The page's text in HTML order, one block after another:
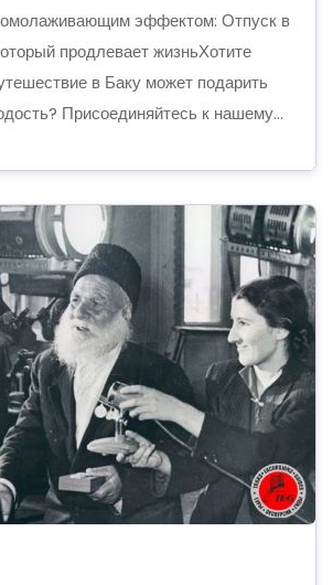
омолаживающим эффектом: Отпуск в
продлевает жизньХотите
в Баку может подарить
Присоединяйтесь к нашему...